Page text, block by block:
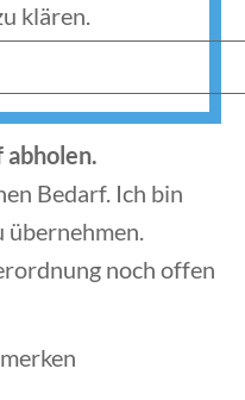
klären.
abholen.
Bedarf. Ich bin
übernehmen.
noch offen